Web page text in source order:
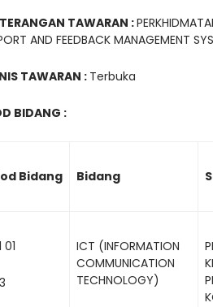
TAWARAN :
AND FEEDBACK MANAGEMENT
TAWARAN :Terbuka
BIDANG :
Bidang Bidang
01
ICT (INFORMATION
COMMUNICATION
TECHNOLOGY)